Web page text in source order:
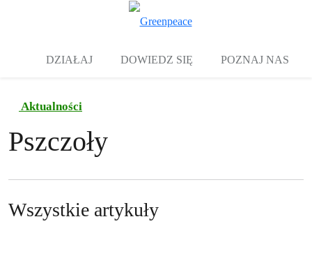
DZIAŁAJ DOWIEDZ SIĘ POZNAJ NAS
Aktualności
Pszczoły
Wszystkie artykuły